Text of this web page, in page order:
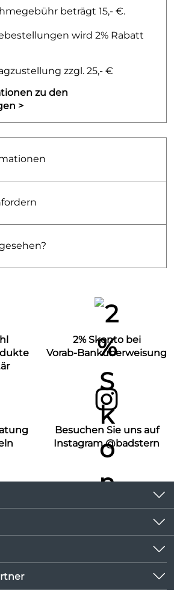
einstellbar
DN15
beträgt 15,- €.
wird 2% Rabatt
zzgl. 25,- €
zu den
>
2% Skonto bei
Vorab-Banküberweisung
Besuchen Sie uns auf
Instagram @badstern